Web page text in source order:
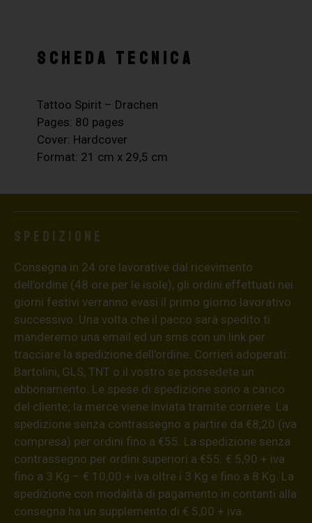
SCHEDA TECNICA
Tattoo Spirit – Drachen
Pages: 80 pages
Cover: Hardcover
Format: 21 cm x 29,5 cm
Spedizione
Consegna in 24 ore lavorative dal ricevimento
dell’ordine (48 ore per le isole), gli ordini effettuati nei
giorni festivi verranno evasi il primo giorno lavorativo
successivo. Una volta che il pacco sarà spedito ti
manderemo una email ed un sms con un link per
tracciare la spedizione dell’ordine. Corrieri adoperati:
Bartolini, GLS, TNT o il vostro se possedete un
abbonamento. Le spese di spedizione sono a carico
del cliente; la merce viene inviata tramite corriere. La
spedizione senza contrassegno a partire da €8,20 (iva
compresa) per ordini fino a €55. La spedizione senza
contrassegno per ordini superiori a €55: € 5,90 + iva
fino a 3 Kg – € 10,00 + iva oltre i 3 Kg e fino a 8 Kg. La
spedizione con modalità di pagamento in contanti alla
consegna ha un supplemento di € 5,00 + iva.